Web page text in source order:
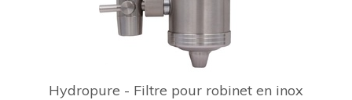
Hydropure - Filtre pour robinet en inox